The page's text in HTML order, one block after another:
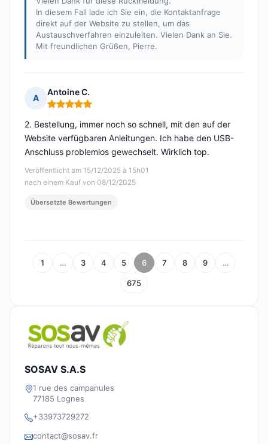
In diesem Fall lade ich Sie ein, die Kontaktanfrage
direkt auf der Website zu stellen, um das
Austauschverfahren einzuleiten. Vielen Dank an Sie.
Mit freundlichen Grüßen, Pierre.
A
Antoine C.
Hinweis: 5 von 5
Veröffentlicht am 15/12/2025 à 15h01
nach einem Kauf von 08/12/2025
2. Bestellung, immer noch so schnell, mit den auf der
Website verfügbaren Anleitungen. Ich habe den USB-
Anschluss problemlos gewechselt. Wirklich top.
Übersetzte Bewertungen
1 … 3 4 5 6 7 8 9 …
675
SOSAV S.A.S
1 rue des campanules
77185 Lognes
+33973729272
contact@sosav.fr